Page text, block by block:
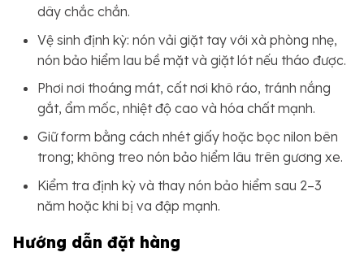
dây chắc chắn.
Vệ sinh định kỳ: nón vải giặt tay với xà phòng nhẹ,
nón bảo hiểm lau bề mặt và giặt lót nếu tháo được.
Phơi nơi thoáng mát, cất nơi khô ráo, tránh nắng
gắt, ẩm mốc, nhiệt độ cao và hóa chất mạnh.
Giữ form bằng cách nhét giấy hoặc bọc nilon bên
trong; không treo nón bảo hiểm lâu trên gương xe.
Kiểm tra định kỳ và thay nón bảo hiểm sau 2–3
năm hoặc khi bị va đập mạnh.
Hướng dẫn đặt hàng